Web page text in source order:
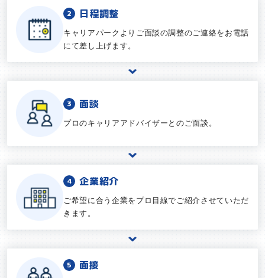
日程調整
キャリアパークよりご面談の調整のご連絡をお電話
にて差し上げます。
面談
プロのキャリアアドバイザーとのご面談。
企業紹介
ご希望に合う企業をプロ目線でご紹介させていただ
きます。
面接